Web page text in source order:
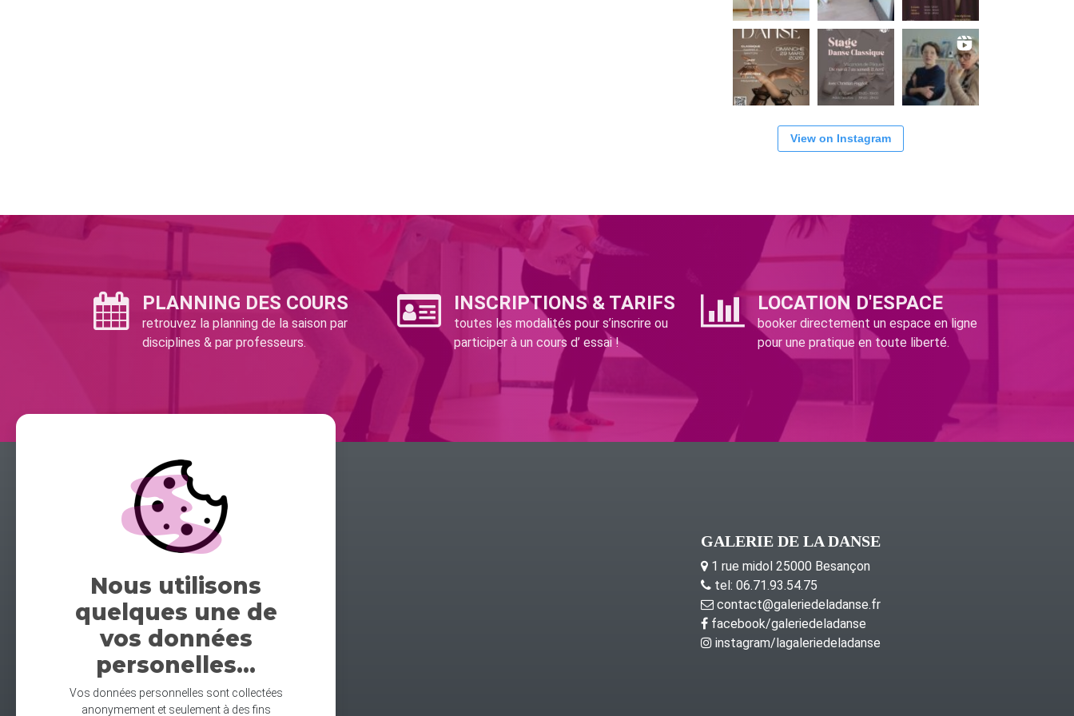
View on Instagram
PLANNING DES COURS
retrouvez la planning de la saison par
disciplines & par professeurs.
INSCRIPTIONS & TARIFS
toutes les modalités pour s’inscrire ou
participer à un cours d’ essai !
LOCATION D'ESPACE
booker directement un espace en ligne
pour une pratique en toute liberté.
GALERIE DE LA DANSE
1 rue midol 25000 Besançon
tel: 06.71.93.54.75
contact@galeriedeladanse.fr
facebook/galeriedeladanse
instagram/lagaleriedeladanse
Nous utilisons
quelques une de
vos données
personelles...
Vos données personnelles sont collectées
anonymement et seulement à des fins